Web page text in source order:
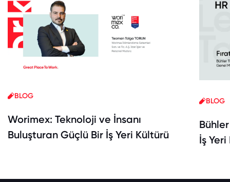
BLOG
Worimex: Teknoloji ve İnsanı
Buluşturan Güçlü Bir İş Yeri Kültürü
BLOG
İş